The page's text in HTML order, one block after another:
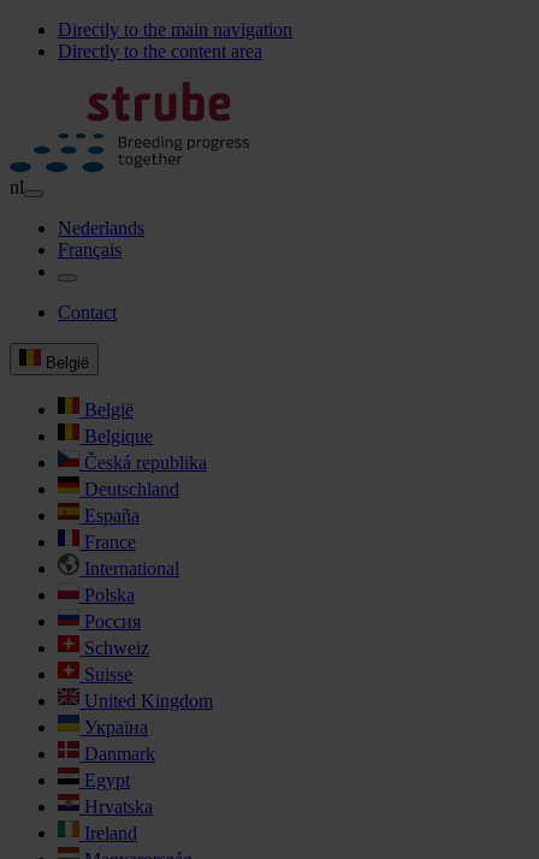
Directly to the main navigation
Directly to the content area
nl
Nederlands
Français
Contact
België
België
Belgique
Česká republika
Deutschland
España
France
International
Polska
Россия
Schweiz
Suisse
United Kingdom
Україна
Danmark
Egypt
Hrvatska
Ireland